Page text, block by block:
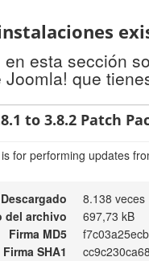
esta sección
que
to 3.8.2 Patch
for performing updates
Descargado
8.138 veces
del archivo
697,73 kB
Firma MD5
Firma SHA1